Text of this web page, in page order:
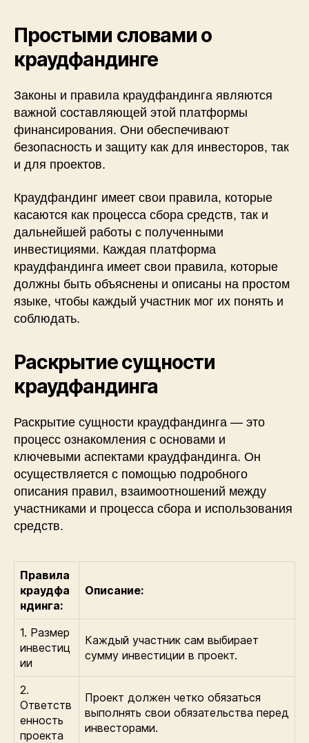
Простыми словами о
краудфандинге
Законы и правила краудфандинга являются
важной составляющей этой платформы
финансирования. Они обеспечивают
безопасность и защиту как для инвесторов, так
и для проектов.
Краудфандинг имеет свои правила, которые
касаются как процесса сбора средств, так и
дальнейшей работы с полученными
инвестициями. Каждая платформа
краудфандинга имеет свои правила, которые
должны быть объяснены и описаны на простом
языке, чтобы каждый участник мог их понять и
соблюдать.
Раскрытие сущности
краудфандинга
Раскрытие сущности краудфандинга — это
процесс ознакомления с основами и
ключевыми аспектами краудфандинга. Он
осуществляется с помощью подробного
описания правил, взаимоотношений между
участниками и процесса сбора и использования
средств.
Правила
краудфа
ндинга:
Описание:
1. Размер
инвестиц
ии
Каждый участник сам выбирает
сумму инвестиции в проект.
2.
Ответств
енность
проекта
Проект должен четко обязаться
выполнять свои обязательства перед
инвесторами.